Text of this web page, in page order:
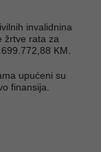
invalidnina
žrtve rata za
KM.
upućeni su
finansija.